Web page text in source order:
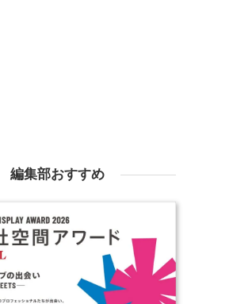
編集部おすすめ